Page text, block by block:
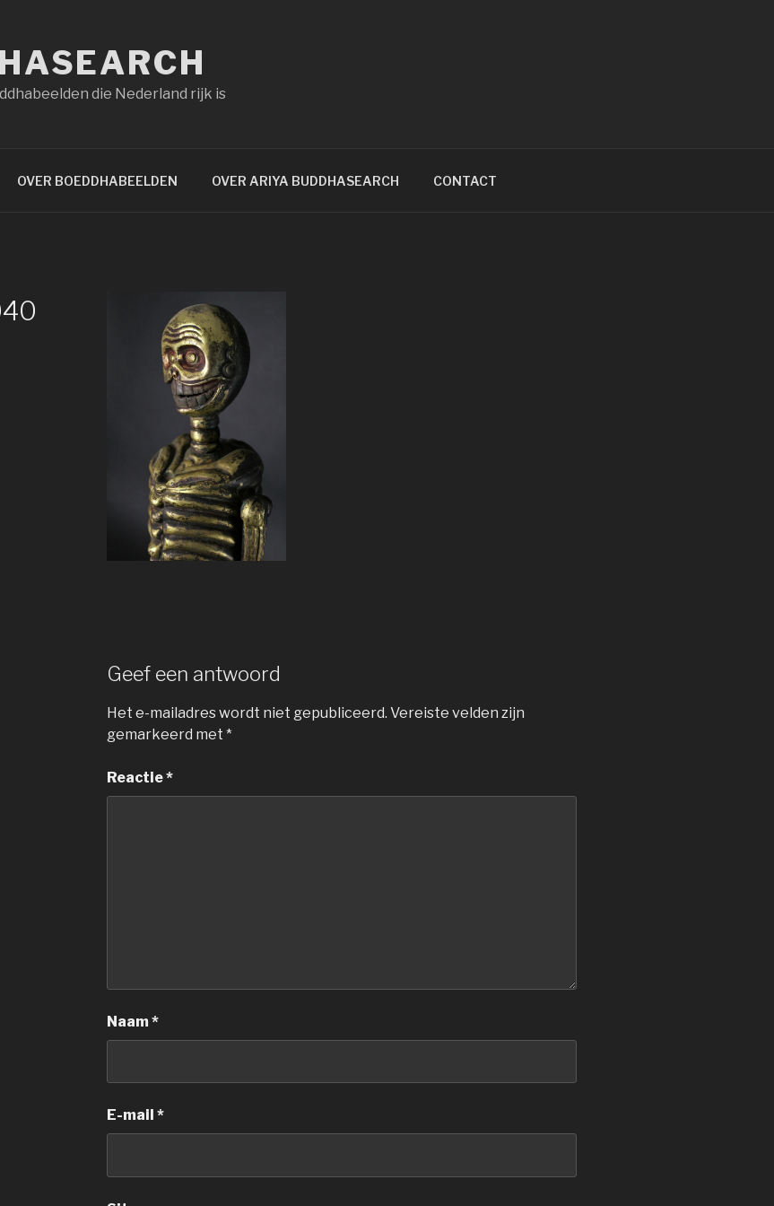
die Nederland rijk is
OVER BOEDDHABEELDEN OVER ARIYA BUDDHASEARCH CONTACT
Geef een antwoord
Het e-mailadres wordt niet gepubliceerd. Vereiste velden zijn
gemarkeerd met *
Reactie*
Naam*
E-mail *